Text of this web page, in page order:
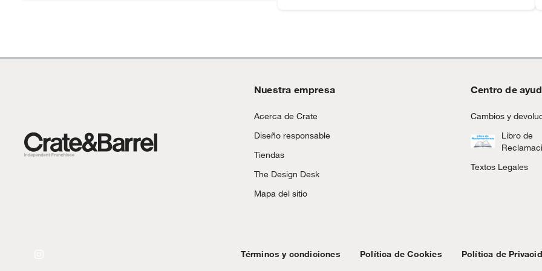
Plantas.
Nuestra empresa
Acerca de Crate
Diseño responsable
Tiendas
The Design Desk
Mapa del sitio
Centro de
Cambios y
Libro de
Textos Legales
Términos y condiciones Política de Cookies Política de